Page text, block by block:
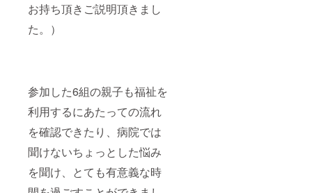
お持ち頂きご説明頂きまし
た。）
参加した6組の親子も福祉を
利用するにあたっての流れ
を確認できたり、病院では
聞けないちょっとした悩み
を聞け、とても有意義な時